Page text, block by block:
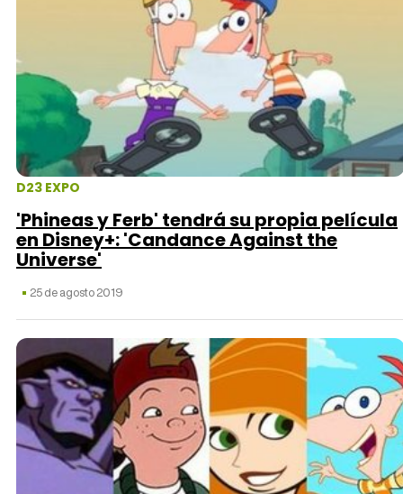
D23 EXPO
'Phineas y Ferb' tendrá su propia película
en Disney+: 'Candance Against the
Universe'
25 de agosto 2019